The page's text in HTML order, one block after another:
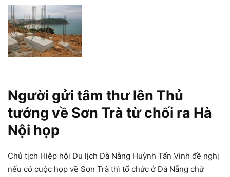
Người gửi tâm thư lên Thủ
tướng về Sơn Trà từ chối ra Hà
Nội họp
Chủ tịch Hiệp hội Du lịch Đà Nẵng Huỳnh Tấn Vinh đề nghị
nếu có cuộc họp về Sơn Trà thì tổ chức ở Đà Nẵng chứ